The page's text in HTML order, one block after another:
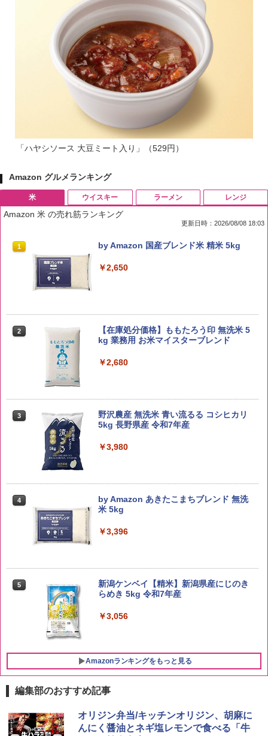
「ハヤシソース 大豆ミート入り」（529円）
Amazon グルメランキング
米
Amazon 米 の売れ筋ランキング
更新日時：2026/08/08 18:03
1 by Amazon 国産ブレンド米 精米 5kg
￥2,650
2
【在庫処分価格】ももたろう印 無洗米 5
kg 業務用 お米マイスターブレンド
￥2,680
3
野沢農産 無洗米 青い流るる コシヒカリ
5kg 長野県産 令和7年産
￥3,980
4
by Amazon あきたこまちブレンド 無洗
米 5kg
￥3,396
5
新潟ケンベイ【精米】新潟県産にじのき
らめき 5kg 令和7年産
￥3,056
Amazonランキングをもっと見る
ウイスキー
1
ブラックニッカ ニッカ Nikka ウィスキ
ー4000ml ブラックニッカクリア ウヰス
ラーメン
1
チキンラーメン どんぶり 85g×12個 日清
食品 インスタント カップ麺
レンジ
1
[山善] スチームオーブンレンジ 25L 一人
暮らし 二人暮らし フラットテーブル ス
編集部のおすすめ記事
オリジン弁当/キッチンオリジン、胡麻に
んにく醤油とネギ塩レモンで食べる「牛